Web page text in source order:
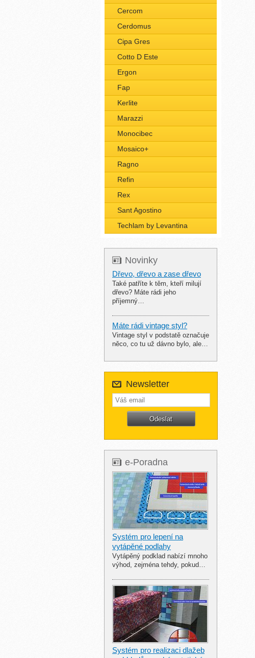
Cercom
Cerdomus
Cipa Gres
Cotto D Este
Ergon
Fap
Kerlite
Marazzi
Monocibec
Mosaico+
Ragno
Refin
Rex
Sant Agostino
Techlam by Levantina
Novinky
Dřevo, dřevo a zase dřevo
Také patříte k těm, kteří milují
dřevo? Máte rádi jeho
příjemný…
Máte rádi vintage styl?
Vintage styl v podstatě označuje
něco, co tu už dávno bylo, ale…
Newsletter
e-Poradna
Systém pro lepení na
vytápěné podlahy
Vytápěný podklad nabízí mnoho
výhod, zejména tehdy, pokud…
Systém pro realizaci dlažeb